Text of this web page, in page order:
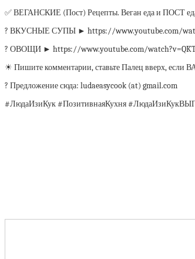
✅ ВЕГАНСКИЕ (Пост) Рецепты. Веган еда и ПОСТ
? ВКУСНЫЕ СУПЫ ► https://www.youtube.com/
? ОВОЩИ ► https://www.youtube.com/
☀ Пишите комментарии, ставьте Палец вверх,
? Предложение сюда: ludaeasycook (at) gmail.com
#ЛюдаИзиКук #ПозитивнаяКухня